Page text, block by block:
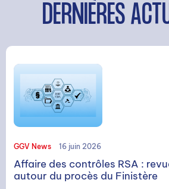
DERNIÈRES
GGV News 16 juin 2026
Affaire des contrôles RSA :
autour du procès du Finistère